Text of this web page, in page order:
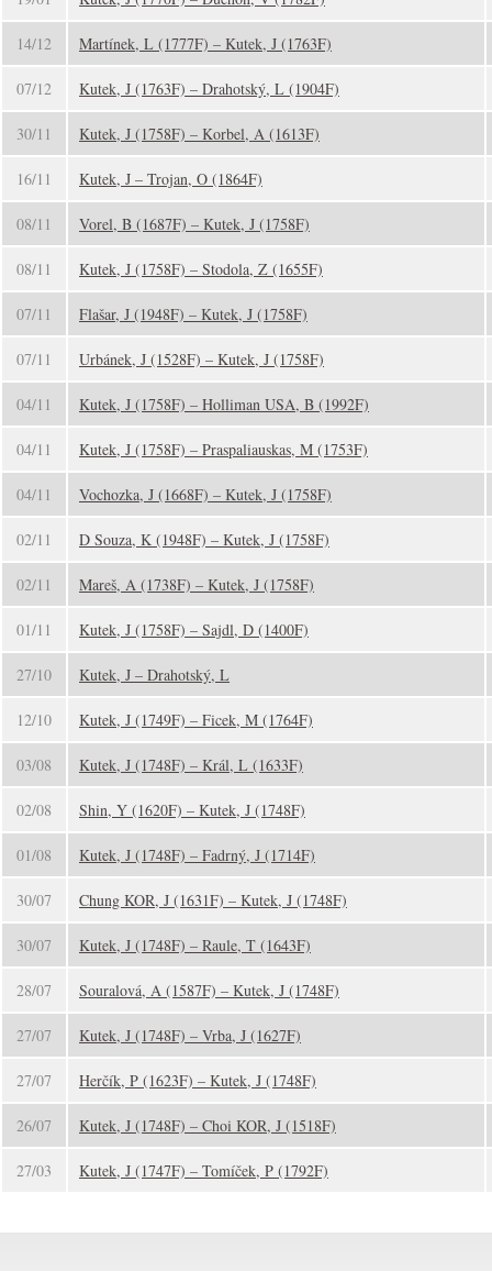
14/12 Martínek, L (1777F) – Kutek, J (1763F)
07/12 Kutek, J (1763F) – Drahotský, L (1904F)
30/11 Kutek, J (1758F) – Korbel, A (1613F)
16/11 Kutek, J – Trojan, O (1864F)
08/11 Vorel, B (1687F) – Kutek, J (1758F)
08/11 Kutek, J (1758F) – Stodola, Z (1655F)
07/11 Flašar, J (1948F) – Kutek, J (1758F)
07/11 Urbánek, J (1528F) – Kutek, J (1758F)
04/11 Kutek, J (1758F) – Holliman USA, B (1992F)
04/11 Kutek, J (1758F) – Praspaliauskas, M (1753F)
04/11 Vochozka, J (1668F) – Kutek, J (1758F)
02/11 D Souza, K (1948F) – Kutek, J (1758F)
02/11 Mareš, A (1738F) – Kutek, J (1758F)
01/11 Kutek, J (1758F) – Sajdl, D (1400F)
27/10 Kutek, J – Drahotský, L
12/10 Kutek, J (1749F) – Ficek, M (1764F)
03/08 Kutek, J (1748F) – Král, L (1633F)
02/08 Shin, Y (1620F) – Kutek, J (1748F)
01/08 Kutek, J (1748F) – Fadrný, J (1714F)
30/07 Chung KOR, J (1631F) – Kutek, J (1748F)
30/07 Kutek, J (1748F) – Raule, T (1643F)
28/07 Souralová, A (1587F) – Kutek, J (1748F)
27/07 Kutek, J (1748F) – Vrba, J (1627F)
27/07 Herčík, P (1623F) – Kutek, J (1748F)
26/07 Kutek, J (1748F) – Choi KOR, J (1518F)
27/03 Kutek, J (1747F) – Tomíček, P (1792F)